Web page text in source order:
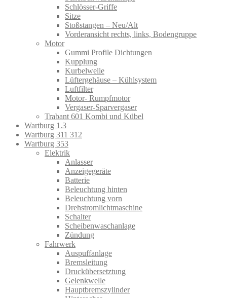
Schlösser-Griffe
Sitze
Stoßstangen – Neu/Alt
Vorderansicht rechts, links, Bodengruppe
Motor
Gummi Profile Dichtungen
Kupplung
Kurbelwelle
Lüftergehäuse – Kühlsystem
Luftfilter
Motor- Rumpfmotor
Vergaser-Sparvergaser
Trabant 601 Kombi und Kübel
Wartburg 1.3
Wartburg 311 312
Wartburg 353
Elektrik
Anlasser
Anzeigegeräte
Batterie
Beleuchtung hinten
Beleuchtung vorn
Drehstromlichtmaschine
Schalter
Scheibenwaschanlage
Zündung
Fahrwerk
Auspuffanlage
Bremsleitung
Druckübersetztung
Gelenkwelle
Hauptbremszylinder